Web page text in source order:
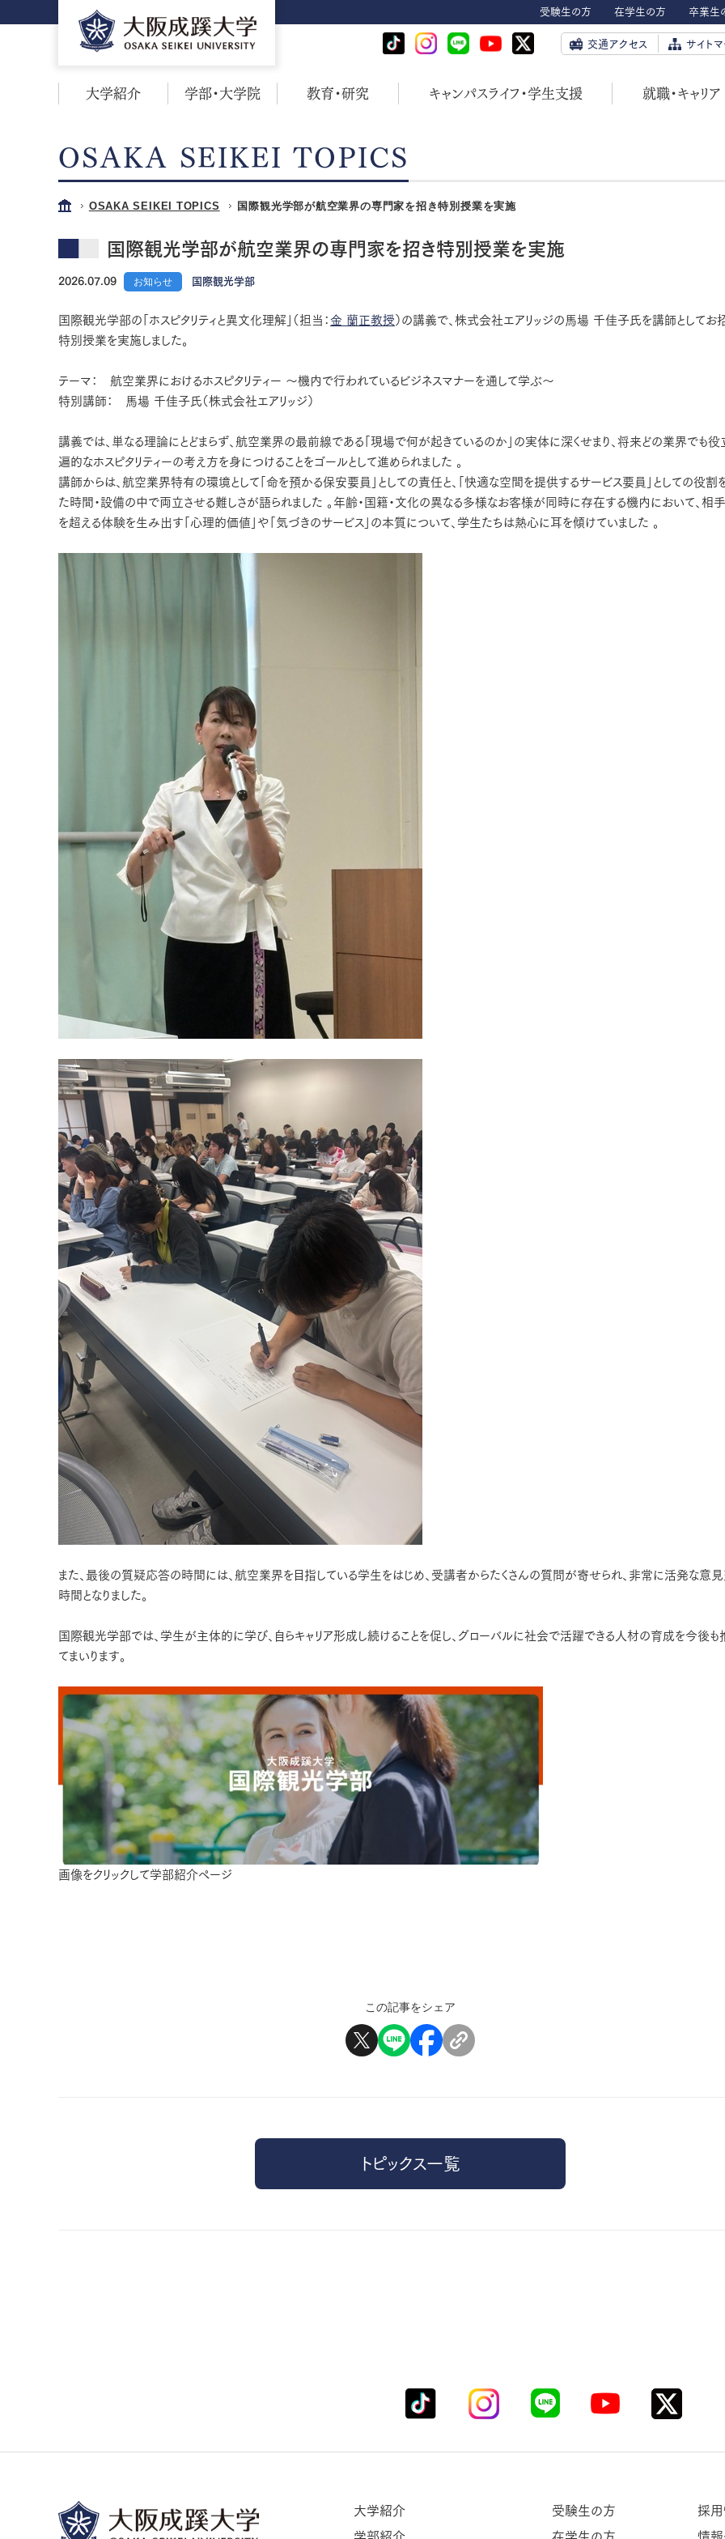
受験生の方 在学生の方 卒業生
大学紹介 学部・大学院 教育・研究 キャンパスライフ・学生支援 就職・キャリア
交通アクセス サイトマ
OSAKA SEIKEI TOPICS
OSAKA SEIKEI TOPICS 国際観光学部が航空業界の専門家を招き特別授業を実施
国際観光学部が航空業界の専門家を招き特別授業を実施
2026.07.09 お知らせ 国際観光学部
国際観光学部の「ホスピタリティと異文化理解」（担当： 金 蘭正教授 ）の講義で、株式会社エアリッジの馬場 千佳子氏を講師としてお招
特別授業を実施しました。
テーマ： 航空業界におけるホスピタリティー ～機内で行われているビジネスマナーを通して学ぶ～
特別講師： 馬場 千佳子氏（株式会社エアリッジ）
講義では、単なる理論にとどまらず、航空業界の最前線である「現場で何が起きているのか」の実体に深くせまり、将来どの業界でも役
遍的なホスピタリティーの考え方を身につけることをゴールとして進められました 。
講師からは、航空業界特有の環境として「命を預かる保安要員」としての責任と、「快適な空間を提供するサービス要員」としての役割
た時間・設備の中で両立させる難しさが語られました 。年齢・国籍・文化の異なる多様なお客様が同時に存在する機内において、相
を超える体験を生み出す「心理的価値」や「気づきのサービス」の本質について、学生たちは熱心に耳を傾けていました 。
また、最後の質疑応答の時間には、航空業界を目指している学生をはじめ、受講者からたくさんの質問が寄せられ、非常に活発な意
時間となりました。
国際観光学部では、学生が主体的に学び、自らキャリア形成し続けることを促し、グローバルに社会で活躍できる人材の育成を今後も
てまいります。
画像をクリックして学部紹介ページ
この記事をシェア
トピックス一覧
大学紹介
受験生の方
採